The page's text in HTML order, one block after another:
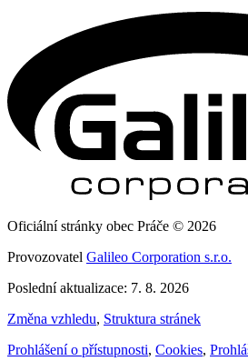
Oficiální stránky obec Práče © 2026
Provozovatel Galileo Corporation s.r.o.
Poslední aktualizace: 7. 8. 2026
Změna vzhledu, Struktura stránek
Prohlášení o přístupnosti, Cookies,